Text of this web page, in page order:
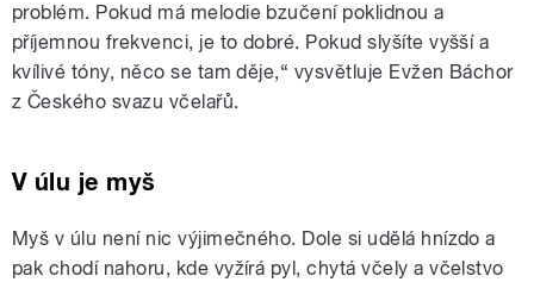
problém. Pokud má melodie bzučení poklidnou a
příjemnou frekvenci, je to dobré. Pokud slyšíte vyšší a
kvílivé tóny, něco se tam děje,“ vysvětluje Evžen Báchor
z Českého svazu včelařů.
V úlu je myš
Myš v úlu není nic výjimečného. Dole si udělá hnízdo a
pak chodí nahoru, kde vyžírá pyl, chytá včely a včelstvo